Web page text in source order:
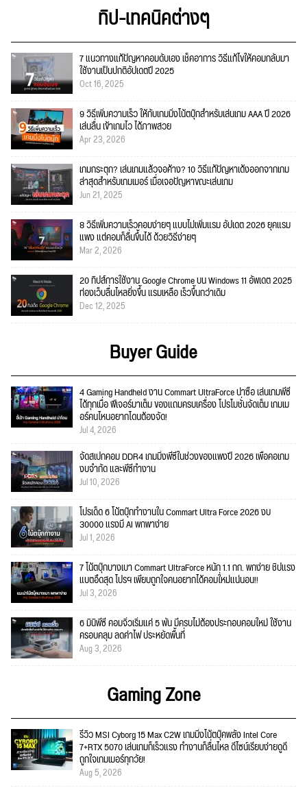
ทิป-เทคนิคต่างๆ
7 แนวทางแก้ปัญหาคอมดับเอง เช็คอาการ วิธีแก้ไขให้คอมกลับมา
ใช้งานเป็นปกติอัปเดตปี 2025
Oct 16, 2025
9 วิธีเพิ่มความเร็ว ให้กับเกมมิ่งโน้ตบุ๊กสำหรับเล่นเกม AAA ปี 2026
เล่นลื่น เข้าเกมไว ได้ภาพสวย
Apr 23, 2026
เกมกระตุก? เล่นเกมแล้วจอค้าง? 10 วิธีแก้ปัญหาเด้งออกจากเกม
ล่าสุดสำหรับเกมเมอร์ เมื่อเจอปัญหาขณะเล่นเกม
Jun 21, 2025
8 วิธีเพิ่มความเร็วคอมง่ายๆ แบบไม่เพิ่มแรม อัปเดต 2026 ยุคแรม
แพง แต่คอมก็ลื่นขึ้นได้ ด้วยวิธีง่ายๆ
Mar 2, 2026
20 ทิปส์การใช้งาน Google Chrome บน Windows 11 อัพเดต 2025
ท่องเว็บลื่นไหลยิ่งขึ้น แรมเหลือ เร็วขึ้นกว่าเดิม
Dec 12, 2025
Buyer Guide
4 Gaming Handheld งาน Commart UltraForce น่าซื้อ เล่นเกมพีซี
ได้ทุกเมื่อ ฟีเจอร์มาเต็ม ของแถมครบเครื่อง โปรโมชั่นจัดเต็ม เกมเม
อร์คนไหนอยากโดนต้องจัด!
Jul 4, 2026
จัดสเปกคอม DDR4 เกมมิ่งพีซีในช่วงของแพงปี 2026 เพื่อคอเกม
งบจำกัด และพีซีทำงาน
Jul 10, 2026
โปรเด็ด 6 โน้ตบุ๊กทำงานใน Commart Ultra Force 2026 งบ
30000 แรงมี AI พกพาง่าย
Jul 1, 2026
7 โน้ตบุ๊กบางเบา Commart UltraForce หนัก 1.1 กก. พกง่าย ชิปแรง
แบตอึดสุด โปรฯ เพียบถูกใจคนอยากได้คอมใ่หม่แน่นอน!!
Jul 3, 2026
6 มินิพีซี คอมจิ๋วเริ่มแค่ 5 พัน มีครบไม่ต้องประกอบคอมใหม่ ใช้งาน
ครอบคลุม ลดค่าไฟ ประหยัดพื้นที่
Aug 3, 2026
Gaming Zone
รีวิว MSI Cyborg 15 Max C2W เกมมิ่งโน้ตบุ๊คพลัง Intel Core
7+RTX 5070 เล่นเกมก็เร็วแรง ทำงานก็ลื่นไหล ดีไซน์เรียบง่ายดูดี
ถูกใจเกมเมอร์ทุกวัย!
Aug 5, 2026